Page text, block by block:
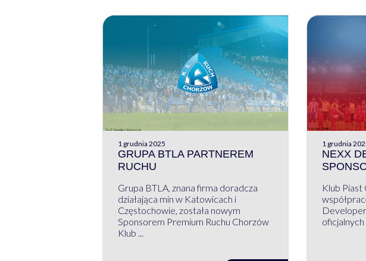
1 grudnia 2025
GRUPA BTLA PARTNEREM
RUCHU
Grupa BTLA, znana firma doradcza
działająca min w Katowicach i
Częstochowie, została nowym
Sponsorem Premium Ruchu Chorzów
Klub ...
1 grudnia
NEXX
Klub Piast